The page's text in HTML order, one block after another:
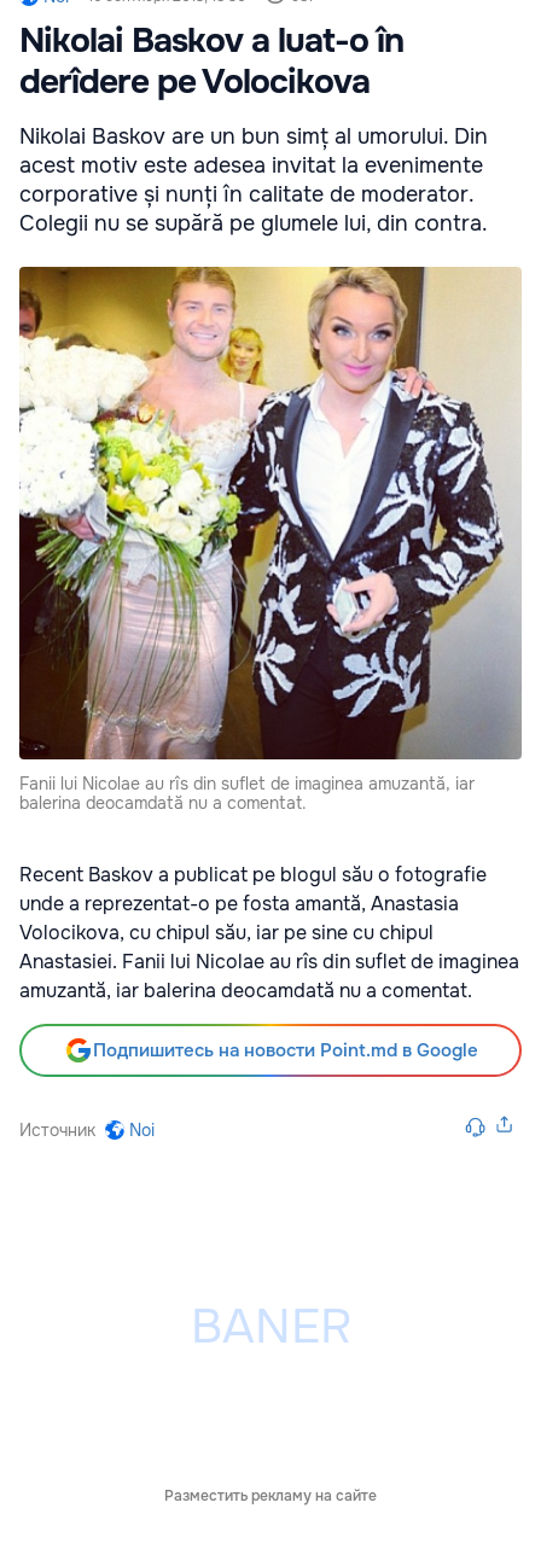
Nikolai Baskov a luat-o în
derîdere pe Volocikova
Nikolai Baskov are un bun simț al umorului. Din
acest motiv este adesea invitat la evenimente
corporative și nunți în calitate de moderator.
Colegii nu se supără pe glumele lui, din contra.
Fanii lui Nicolae au rîs din suflet de imaginea amuzantă, iar
balerina deocamdată nu a comentat.
Recent Baskov a publicat pe blogul său o fotografie
unde a reprezentat-o pe fosta amantă, Anastasia
Volocikova, cu chipul său, iar pe sine cu chipul
Anastasiei. Fanii lui Nicolae au rîs din suflet de imaginea
amuzantă, iar balerina deocamdată nu a comentat.
Подпишитесь на новости Point.md в Google
Источник Noi
Разместить рекламу на сайте